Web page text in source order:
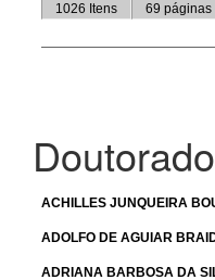
Doutorado